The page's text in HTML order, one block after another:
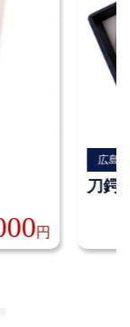
円
広島
刀鍔(